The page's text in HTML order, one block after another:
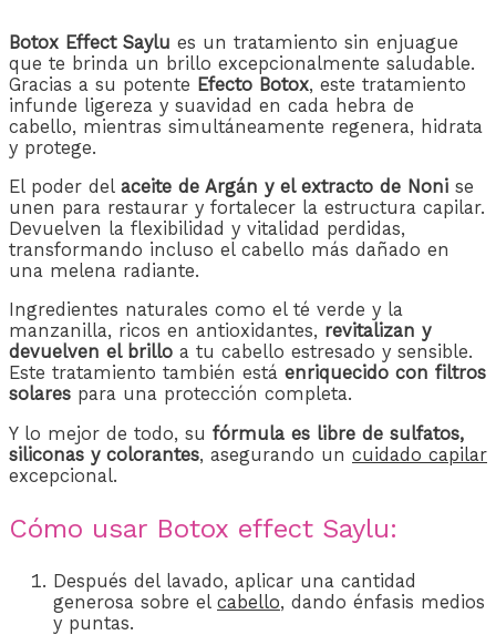
Botox Effect Saylu es un tratamiento sin enjuague
que te brinda un brillo excepcionalmente saludable.
Gracias a su potente Efecto Botox, este tratamiento
infunde ligereza y suavidad en cada hebra de
cabello, mientras simultáneamente regenera, hidrata
y protege.
El poder del aceite de Argán y el extracto de Noni se
unen para restaurar y fortalecer la estructura capilar.
Devuelven la flexibilidad y vitalidad perdidas,
transformando incluso el cabello más dañado en
una melena radiante.
Ingredientes naturales como el té verde y la
manzanilla, ricos en antioxidantes, revitalizan y
devuelven el brillo a tu cabello estresado y sensible.
Este tratamiento también está enriquecido con filtros
solares para una protección completa.
Y lo mejor de todo, su fórmula es libre de sulfatos,
siliconas y colorantes, asegurando un cuidado capilar
excepcional.
Cómo usar Botox effect Saylu:
Después del lavado, aplicar una cantidad
generosa sobre el cabello, dando énfasis medios
y puntas.